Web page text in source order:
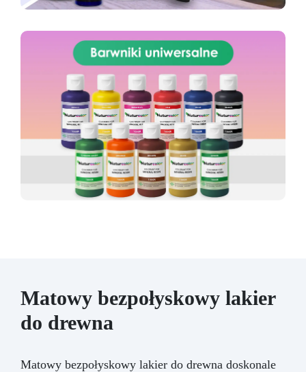
Matowy bezpołyskowy lakier
do drewna
Matowy bezpołyskowy lakier do drewna doskonale